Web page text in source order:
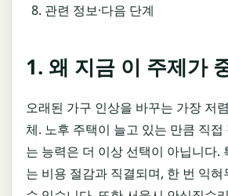
관련 정보·다음 단계
1. 왜 지금 이 주제가
오래된 가구 인상을 바꾸는 가장 저
체. 노후 주택이 늘고 있는 만큼 직접
는 능력은 더 이상 선택이 아닙니다.
는 비용 절감과 직결되며, 한 번 익